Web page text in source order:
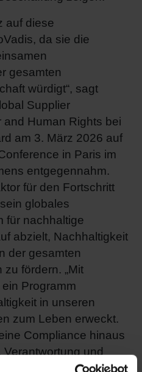
auf diese
da sie die
gesamten
würdigt“, sagt
Supplier
Human Rights bei
am 3. März 2026 auf
in Paris im
entgegennahm.
für den Fortschritt
globales
für nachhaltige
abzielt, Nachhaltigkeit
der gesamten
fördern. „Mit
Programm
in unseren
zum Leben erweckt.
Compliance hinaus
und
in den Mittelpunkt